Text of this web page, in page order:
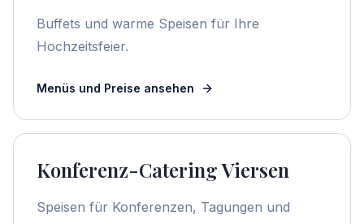
Buffets und warme Speisen für Ihre
Hochzeitsfeier.
Menüs und Preise ansehen
Konferenz-Catering Viersen
Speisen für Konferenzen, Tagungen und